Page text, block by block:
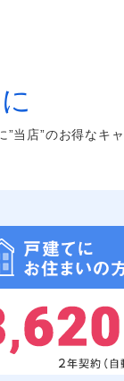
当店”のお得なキ